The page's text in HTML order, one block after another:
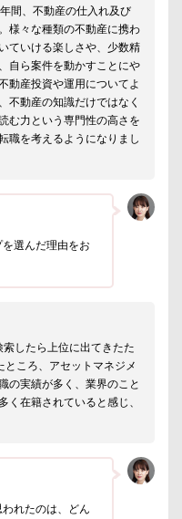
間、不動産の仕入れ及び
様々な種類の不動産に携わ
ていける楽しさや、少数精
自ら案件を動かすことにや
動産投資や運用についてよ
不動産の知識だけではなく
む力という専門性の高さを
職を考えるようになりまし
選んだ理由をお
したら上位に出てきたた
ころ、アセットマネジメ
の実績が多く、業界のこと
く在籍されていると感じ、
れたのは、どん